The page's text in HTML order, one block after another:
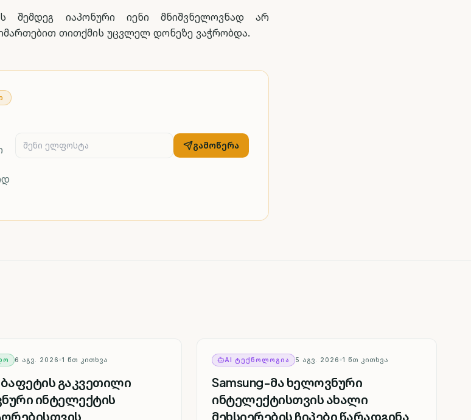
შემდეგ იაპონური იენი მნიშვნელოვნად არ
თითქმის უცვლელ დონეზე ვაჭრობდა.
გამოწერა
6 ᲐᲒᲕ. 2026 1 ᲬᲗ ᲙᲘᲗᲮᲕᲐ
გაკვეთილი
ინტელექტის
AI ᲢᲔᲥᲜᲝᲚᲝᲒᲘᲐ 5 ᲐᲒᲕ. 2026 1 ᲬᲗ ᲙᲘᲗᲮᲕᲐ
Samsung-მა ხელოვნური
ინტელექტისთვის ახალი
მეხსიერების ჩიპები წარადგინა